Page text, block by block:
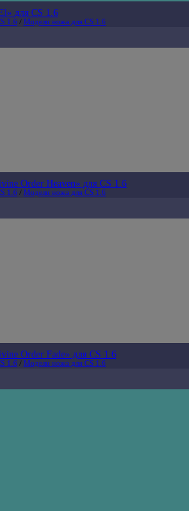
для CS 1.6
1.6 / Модели ножа для CS 1.6
Order Heaven» для CS 1.6
1.6 / Модели ножа для CS 1.6
Order Fade» для CS 1.6
1.6 / Модели ножа для CS 1.6